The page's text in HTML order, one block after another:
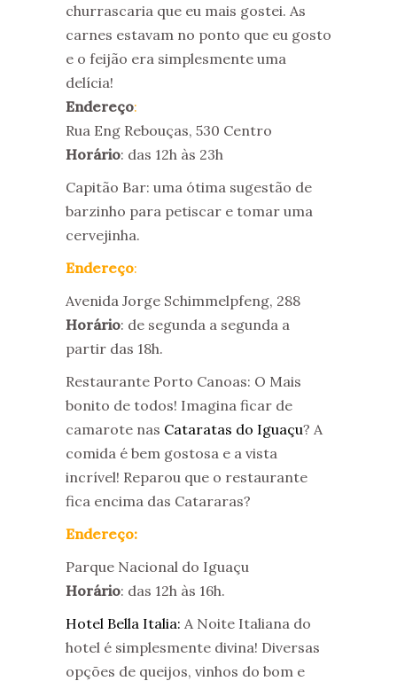
churrascaria que eu mais gostei. As
carnes estavam no ponto que eu gosto
e o feijão era simplesmente uma
delícia!
Endereço:
Rua Eng Rebouças, 530 Centro
Horário: das 12h às 23h
Capitão Bar: uma ótima sugestão de
barzinho para petiscar e tomar uma
cervejinha.
Endereço:
Avenida Jorge Schimmelpfeng, 288
Horário: de segunda a segunda a
partir das 18h.
Restaurante Porto Canoas: O Mais
bonito de todos! Imagina ficar de
camarote nas Cataratas do Iguaçu? A
comida é bem gostosa e a vista
incrível! Reparou que o restaurante
fica encima das Catararas?
Endereço:
Parque Nacional do Iguaçu
Horário: das 12h às 16h.
Hotel Bella Italia: A Noite Italiana do
hotel é simplesmente divina! Diversas
opções de queijos, vinhos do bom e